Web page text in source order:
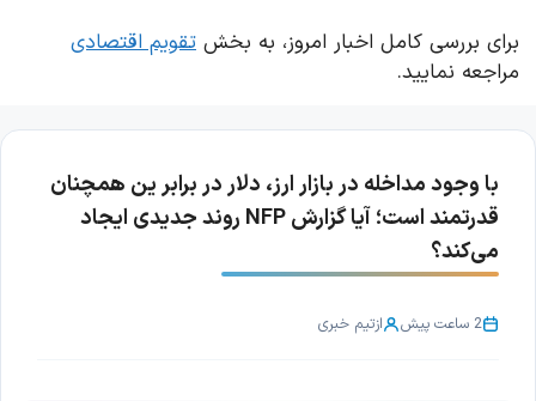
برای بررسی کامل اخبار امروز، به بخش تقویم اقتصادی
مراجعه نمایید.
با وجود مداخله در بازار ارز، دلار در برابر ین همچنان
قدرتمند است؛ آیا گزارش NFP روند جدیدی ایجاد
می‌کند؟
2 ساعت پیش ازتیم خبری